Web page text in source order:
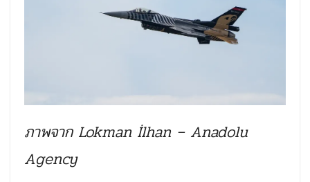
ภาพจาก Lokman İlhan – Anadolu
Agency